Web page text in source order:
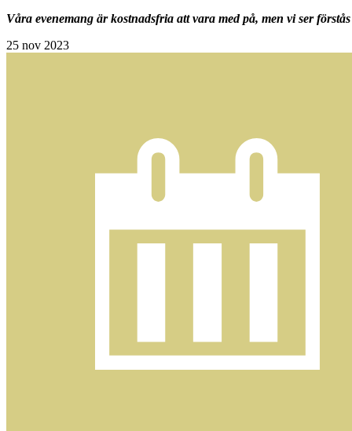
Våra evenemang är kostnadsfria att vara med på, men vi ser
25 nov 2023